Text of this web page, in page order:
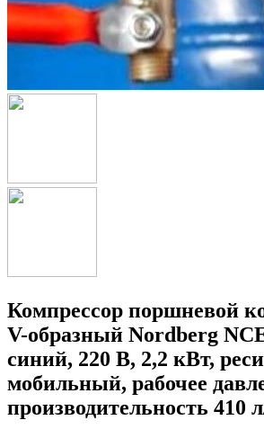
Компрессор поршневой
V-образный Nordberg
синий, 220 В, 2,2 кВт,
мобильный, рабочее
производительность 410